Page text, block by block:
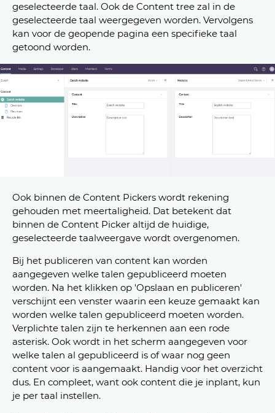
geselecteerde taal. Ook de Content tree zal in de
geselecteerde taal weergegeven worden. Vervolgens
kan voor de geopende pagina een specifieke taal
getoond worden.
Ook binnen de Content Pickers wordt rekening
gehouden met meertaligheid. Dat betekent dat
binnen de Content Picker altijd de huidige,
geselecteerde taalweergave wordt overgenomen.
Bij het publiceren van content kan worden
aangegeven welke talen gepubliceerd moeten
worden. Na het klikken op 'Opslaan en publiceren'
verschijnt een venster waarin een keuze gemaakt kan
worden welke talen gepubliceerd moeten worden.
Verplichte talen zijn te herkennen aan een rode
asterisk. Ook wordt in het scherm aangegeven voor
welke talen al gepubliceerd is of waar nog geen
content voor is aangemaakt. Handig voor het overzicht
dus. En compleet, want ook content die je inplant, kun
je per taal instellen.